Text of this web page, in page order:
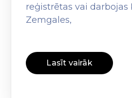
reģistrētas vai darbojas
Zemgales,
Lasīt vairāk